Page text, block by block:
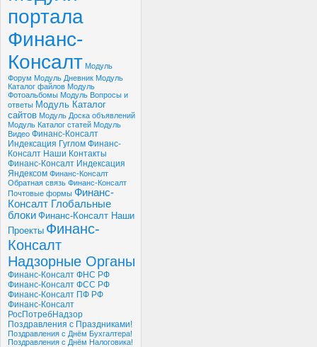
портала
Финанс-
Консалт Модуль
Форум Модуль Дневник Модуль
Каталог файлов Модуль
Фотоальбомы Модуль Вопросы и
ответы Модуль Каталог
сайтов Модуль Доска объявлений
Модуль Каталог статей Модуль
Видео Финанс-Консалт
Индексация Гуглом Финанс-
Консалт Наши Контакты
Финанс-Консалт Индексация
Яндексом Финанс-Консалт
Обратная связь Финанс-Консалт
Почтовые формы Финанс-
Консалт Глобальные
блоки Финанс-Консалт Наши
Проекты Финанс-
Консалт
Надзорные Органы
Финанс-Консалт ФНС РФ
Финанс-Консалт ФСС РФ
Финанс-Консалт ПФ РФ
Финанс-Консалт
РосПотребНадзор
Поздравления с Праздниками!
Поздравления с Днём Бухгалтера!
Поздравления с Днём Налоговика!